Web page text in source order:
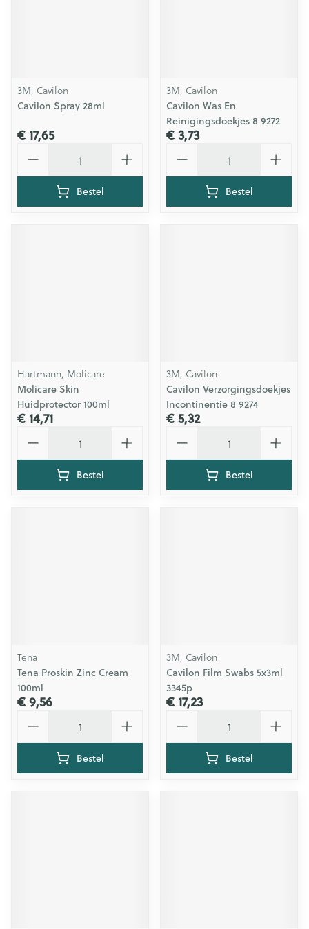
3M, Cavilon
Cavilon Spray 28ml
€ 17,65
Bestel
3M, Cavilon
Cavilon Was En
Reinigingsdoekjes 8 9272
€ 3,73
Bestel
Hartmann, Molicare
Molicare Skin
Huidprotector 100ml
€ 14,71
Bestel
3M, Cavilon
Cavilon Verzorgingsdoekjes
Incontinentie 8 9274
€ 5,32
Bestel
Tena
Tena Proskin Zinc Cream
100ml
€ 9,56
Bestel
3M, Cavilon
Cavilon Film Swabs 5x3ml
3345p
€ 17,23
Bestel